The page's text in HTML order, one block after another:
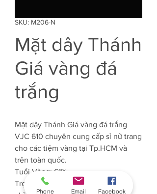
SKU: M206-N
Mặt dây Thánh
Giá vàng đá
trắng
Mặt dây Thánh Giá vàng đá trắng
VJC 610 chuyên cung cấp sỉ nữ trang
cho các tiệm vàng tại Tp.HCM và
trên toàn quốc.
Tuổi Vàng: 61%
Trọng lượng Vàng: Khoảng 0.900
Phone Email Facebook